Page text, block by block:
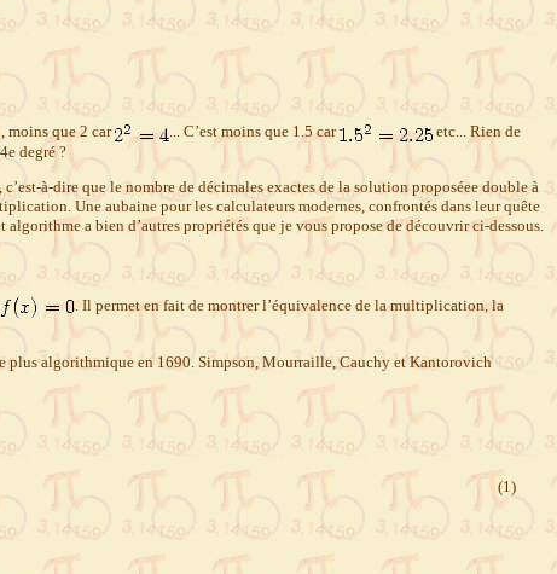
moins que 2 car ... C’est moins que 1.5 car
etc... Rien de
degré ?
à-dire que le nombre de décimales exactes de la solution proposéee double à
Une aubaine pour les calculateurs modernes, confrontés dans leur quête
algorithme a bien d’autres propriétés que je vous propose de découvrir ci-dessous.
. Il permet en fait de montrer l’équivalence de la multiplication, la
plus algorithmique en 1690. Simpson, Mourraille, Cauchy et Kantorovich
(1)